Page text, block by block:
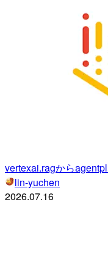
vertexai.ragから
lin-yuchen
2026.07.16